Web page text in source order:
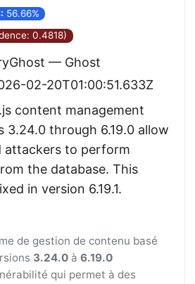
56.66%
0.4818)
— Ghost
02-20T01:00:51.633Z
content management
3.24.0 through 6.19.0 allow
attackers to perform
the database. This
in version 6.19.1.
de gestion de contenu basé
3.24.0 à6.19.0
qui permet à des